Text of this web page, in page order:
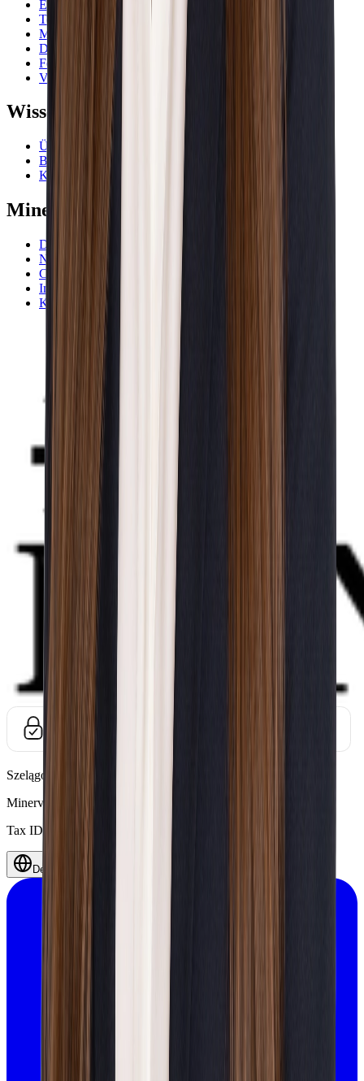
Erneuerbare Energien
Technologie und IT
Medizin
Dienstleistungen
Fertigung
Verteidigung
Wissensdatenbank
Über uns
Blog
Karriere
Wir stellen ein
Minerva
Datenschutz
Nutzungsbedingungen
Cookies
Impressum
Kontakt
Szelągowska 24, 61-626 Poznań,
Minerva
Tax ID 7812082658
Deutsch